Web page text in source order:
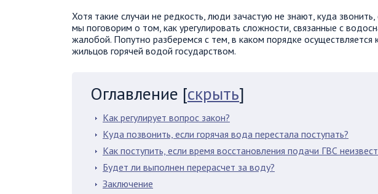
Хотя такие случаи не редкость, люди зачастую не знают, куда
мы поговорим о том, как урегулировать сложности, связанные с
жалобой. Попутно разберемся с тем, в каком порядке осуществляется
жильцов горячей водой государством.
Оглавление [скрыть]
Как регулирует вопрос закон?
Куда позвонить, если горячая вода перестала поступать?
Как поступить, если время восстановления подачи ГВС
Будет ли выполнен перерасчет за воду?
Заключение